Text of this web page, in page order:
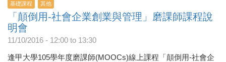
基礎課程 其他
「顛倒用-社會企業創業與管理」磨課師課程說
明會
11/10/2016 - 12:00 to 13:30
逢甲大學105學年度磨課師(MOOCs)線上課程「顛倒用-社會企